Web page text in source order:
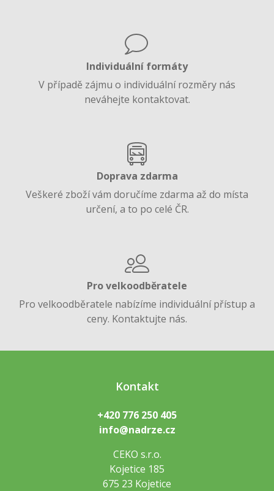
Individuální formáty
V případě zájmu o individuální rozměry nás
neváhejte kontaktovat.
Doprava zdarma
Veškeré zboží vám doručíme zdarma až do místa
určení, a to po celé ČR.
Pro velkoodběratele
Pro velkoodběratele nabízíme individuální přístup a
ceny. Kontaktujte nás.
Kontakt
+420 776 250 405
info@nadrze.cz
CEKO s.r.o.
Kojetice 185
675 23 Kojetice